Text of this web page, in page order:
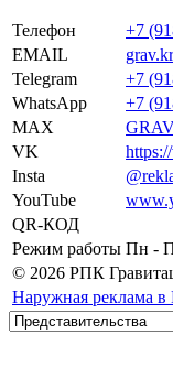
Телефон
+7
EMAIL
Telegram
+7
WhatsApp
+7
MAX
VK
Insta
YouTube
QR-КОД
Режим работы Пн -
© 2026 РПК
Наружная реклама в